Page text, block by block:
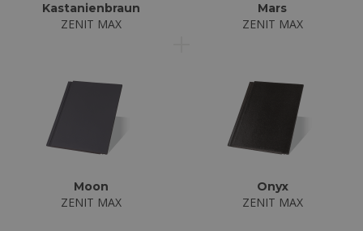
Kastanienbraun
ZENIT MAX
Mars
ZENIT MAX
Moon
ZENIT MAX
Onyx
ZENIT MAX